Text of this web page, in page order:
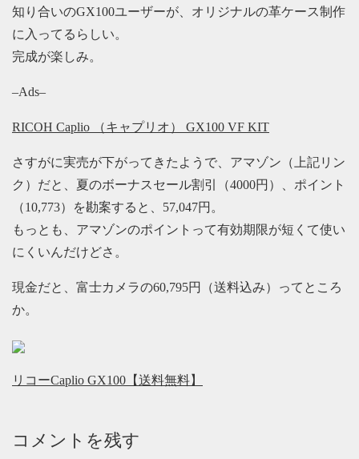
知り合いのGX100ユーザーが、オリジナルの革ケース制作
に入ってるらしい。
完成が楽しみ。
–Ads–
RICOH Caplio （キャプリオ） GX100 VF KIT
さすがに実売が下がってきたようで、アマゾン（上記リン
ク）だと、夏のボーナスセール割引（4000円）、ポイント
（10,773）を勘案すると、57,047円。
もっとも、アマゾンのポイントって有効期限が短くて使い
にくいんだけどさ。
現金だと、富士カメラの60,795円（送料込み）ってところ
か。
リコーCaplio GX100【送料無料】
コメントを残す